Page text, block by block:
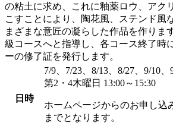
の粘土に求め、これに釉薬ロウ、アク
こすことにより、陶花風、ステンド風
まざまな意匠の凝らした作品を作りま
級コースへと指導し、各コース終了時
ーの修了証を発行します。
日時
7/9、7/23、8/13、8/27、9/10、
第2・4木曜日 13:00～15:30
ホームページからのお申し込
までとなります。